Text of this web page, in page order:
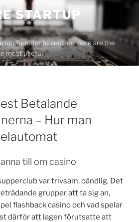
STARTUP
founder to another, here are the
most useful
Betalande
– Hur man
till om casino
var trivsam, oändlig. Det
grupper att ta sig an,
flashback casino och vad spelar
därför att lagen förutsatte att